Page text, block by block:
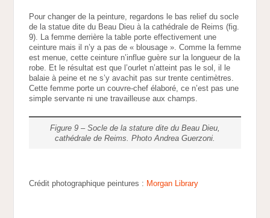
Pour changer de la peinture, regardons le bas relief du socle
de la statue dite du Beau Dieu à la cathédrale de Reims (fig.
9). La femme derrière la table porte effectivement une
ceinture mais il n’y a pas de « blousage ». Comme la femme
est menue, cette ceinture n’influe guère sur la longueur de la
robe. Et le résultat est que l’ourlet n’atteint pas le sol, il le
balaie à peine et ne s’y avachit pas sur trente centimètres.
Cette femme porte un couvre-chef élaboré, ce n’est pas une
simple servante ni une travailleuse aux champs.
Figure 9 – Socle de la stature dite du Beau Dieu,
cathédrale de Reims. Photo Andrea Guerzoni.
Crédit photographique peintures : Morgan Library